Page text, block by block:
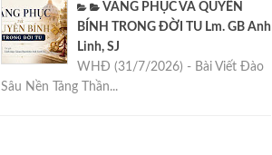
VÂNG PHỤC VÀ QUYỀN
BÍNH TRONG ĐỜI TU Lm. GB Anh
Linh, SJ
WHĐ (31/7/2026) - Bài Viết Đào
Sâu Nền Tảng Thần...